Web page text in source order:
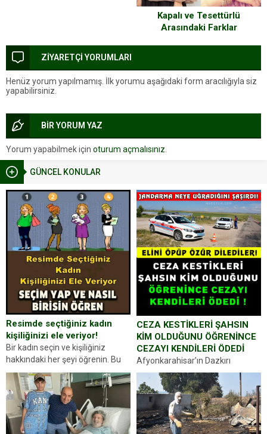
GÜNCEL KONULAR
Resimde seçtiğiniz kadın
kişiliğinizi ele veriyor!
Bir kadın seçin ve kişiliğiniz
hakkındaki her şeyi öğrenin. Bu
kez karşınıza oldukça farklı bir
kişilik testiyle çıkıyoruz. Resimde
gördüğünüz kadın figürlerinden
dikkatinizi en...
CEZA KESTİKLERİ ŞAHSIN
KİM OLDUĞUNU ÖĞRENİNCE
CEZAYI KENDİLERİ ÖDEDİ
Afyonkarahisar’ın Dazkırı
ilçesinde trafik uygulaması
yapan jandarma ekipleri
durdurdukları bir otomobilin
sürücüsünden ehliyet ve ruhsat
sorup belgelerini istedi. Sürücü
Abdurrahman Ö.nün verdiği
Kapalı ve Tesettürlü
Arasındaki Farklar
ZİYARETÇİ YORUMLARI
Henüz yorum yapılmamış. İlk yorumu aşağıdaki form aracılığıyla siz
yapabilirsiniz.
BİR YORUM YAZ
Yorum yapabilmek için oturum açmalısınız